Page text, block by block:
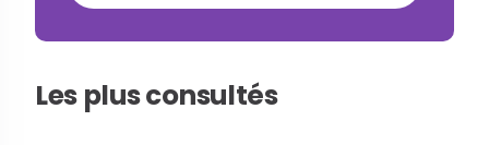
Les plus consultés